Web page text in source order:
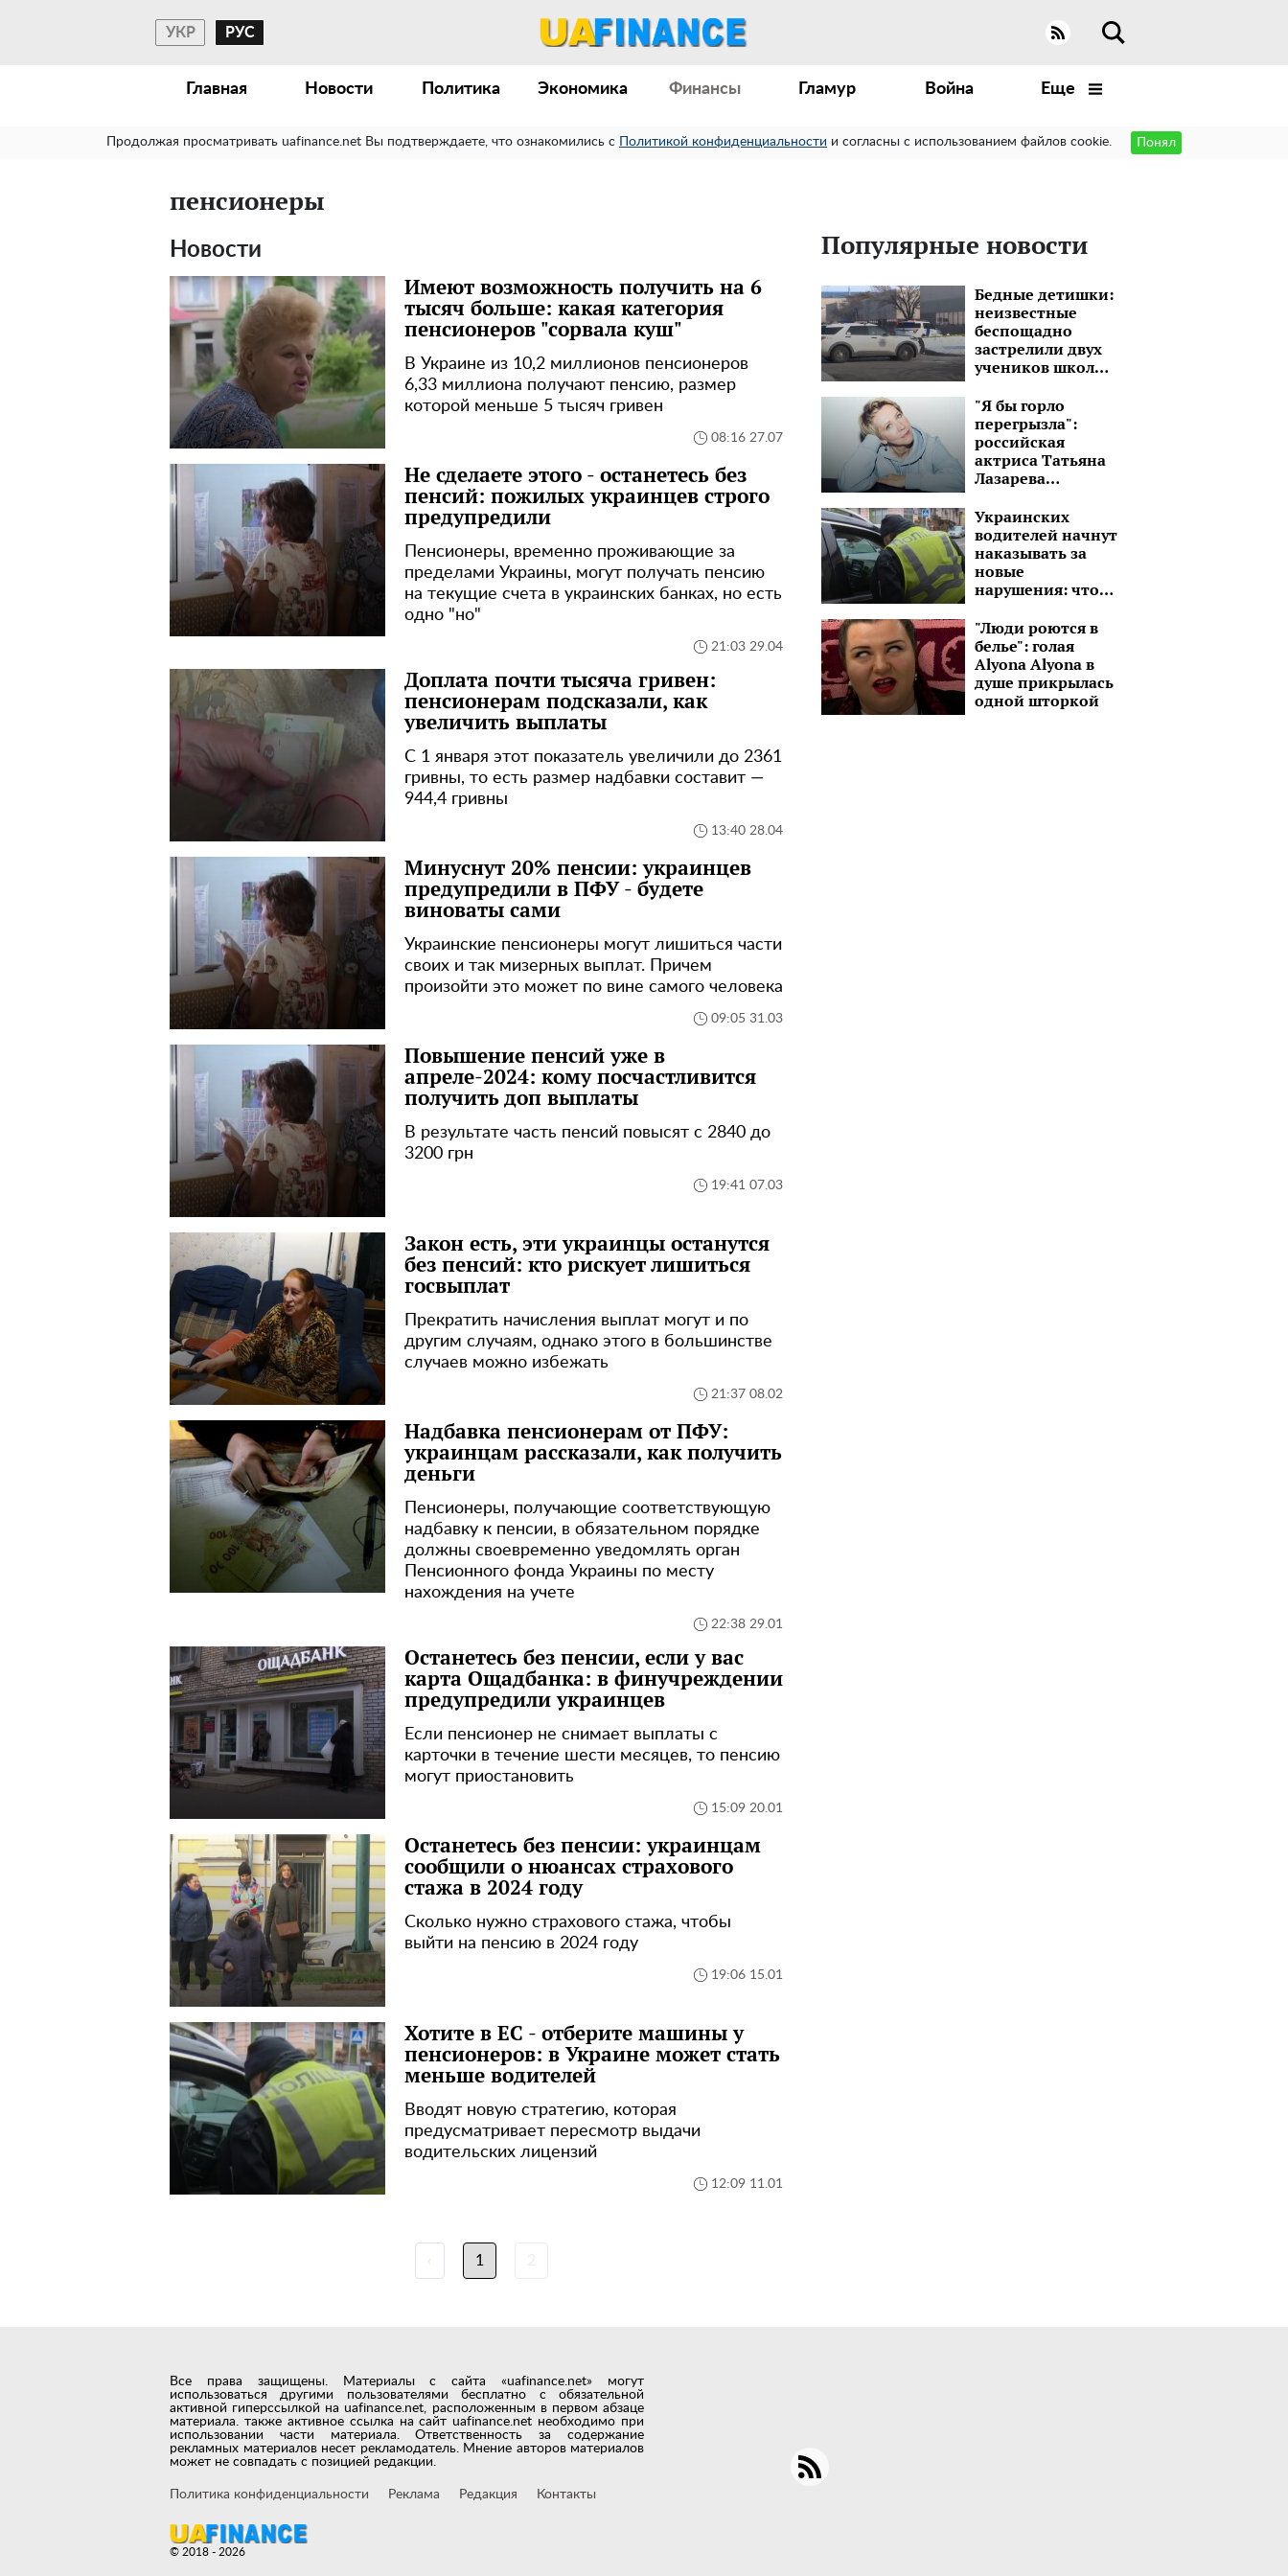
УКР РУС
Главная Новости Политика Экономика Финансы Гламур Война Еще
Продолжая просматривать uafinance.net Вы подтверждаете, что ознакомились с Политикой конфиденциальности и согласны с использованием файлов cookie. Понял
пенсионеры
Новости
Имеют возможность получить на 6
тысяч больше: какая категория
пенсионеров "сорвала куш"
В Украине из 10,2 миллионов пенсионеров
6,33 миллиона получают пенсию, размер
которой меньше 5 тысяч гривен
08:16 27.07
Не сделаете этого - останетесь без
пенсий: пожилых украинцев строго
предупредили
Пенсионеры, временно проживающие за
пределами Украины, могут получать пенсию
на текущие счета в украинских банках, но есть
одно "но"
21:03 29.04
Доплата почти тысяча гривен:
пенсионерам подсказали, как
увеличить выплаты
С 1 января этот показатель увеличили до 2361
гривны, то есть размер надбавки составит —
944,4 гривны
13:40 28.04
Минуснут 20% пенсии: украинцев
предупредили в ПФУ - будете
виноваты сами
Украинские пенсионеры могут лишиться части
своих и так мизерных выплат. Причем
произойти это может по вине самого человека
09:05 31.03
Повышение пенсий уже в
апреле-2024: кому посчастливится
получить доп выплаты
В результате часть пенсий повысят с 2840 до
3200 грн
19:41 07.03
Закон есть, эти украинцы останутся
без пенсий: кто рискует лишиться
госвыплат
Прекратить начисления выплат могут и по
другим случаям, однако этого в большинстве
случаев можно избежать
21:37 08.02
Надбавка пенсионерам от ПФУ:
украинцам рассказали, как получить
деньги
Пенсионеры, получающие соответствующую
надбавку к пенсии, в обязательном порядке
должны своевременно уведомлять орган
Пенсионного фонда Украины по месту
нахождения на учете
22:38 29.01
Останетесь без пенсии, если у вас
карта Ощадбанка: в финучреждении
предупредили украинцев
Если пенсионер не снимает выплаты с
карточки в течение шести месяцев, то пенсию
могут приостановить
15:09 20.01
Останетесь без пенсии: украинцам
сообщили о нюансах страхового
стажа в 2024 году
Сколько нужно страхового стажа, чтобы
выйти на пенсию в 2024 году
19:06 15.01
Хотите в ЕС - отберите машины у
пенсионеров: в Украине может стать
меньше водителей
Вводят новую стратегию, которая
предусматривает пересмотр выдачи
водительских лицензий
12:09 11.01
1
Популярные новости
Бедные детишки:
неизвестные
беспощадно
застрелили двух
учеников школы
"Я бы горло
перегрызла":
российская
актриса Татьяна
Лазарева
путинским оркам
Украинских
водителей начнут
наказывать за
новые
нарушения: что
чтобы "не
получить по
голове"
"Люди роются в
белье": голая
Alyona Alyona в
душе прикрылась
одной шторкой
Все права защищены. Материалы с сайта «uafinance.net» могут
использоваться другими пользователями бесплатно с обязательной
активной гиперссылкой на uafinance.net, расположенным в первом абзаце
материала. также активное ссылка на сайт uafinance.net необходимо при
использовании части материала. Ответственность за содержание
рекламных материалов несет рекламодатель. Мнение авторов материалов
может не совпадать с позицией редакции.
Политика конфиденциальности Реклама Редакция Контакты
© 2018 - 2026